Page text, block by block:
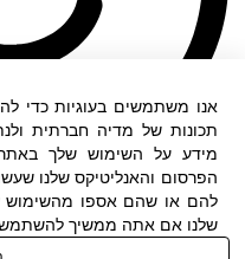
אנו משתמשים בעוגיות כדי
תכונות של מדיה חברתית
מידע על השימוש שלך
הפרסום והאנליטיקס שלנו
להם או שהם אספו מהשימוש
שלנו אם אתה ממשיך להשתמש